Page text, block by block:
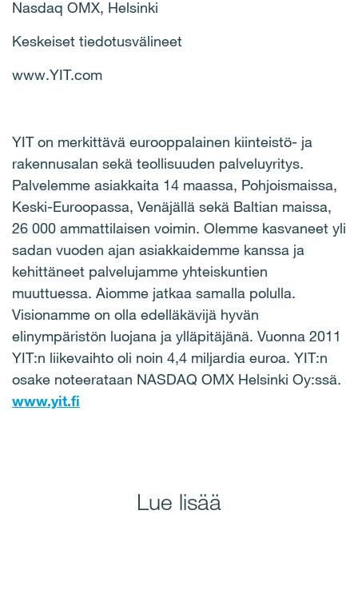
Nasdaq OMX, Helsinki
Keskeiset tiedotusvälineet
www.YIT.com
YIT on merkittävä eurooppalainen kiinteistö- ja
rakennusalan sekä teollisuuden palveluyritys.
Palvelemme asiakkaita 14 maassa, Pohjoismaissa,
Keski-Euroopassa, Venäjällä sekä Baltian maissa,
26 000 ammattilaisen voimin. Olemme kasvaneet yli
sadan vuoden ajan asiakkaidemme kanssa ja
kehittäneet palvelujamme yhteiskuntien
muuttuessa. Aiomme jatkaa samalla polulla.
Visionamme on olla edelläkävijä hyvän
elinympäristön luojana ja ylläpitäjänä. Vuonna 2011
YIT:n liikevaihto oli noin 4,4 miljardia euroa. YIT:n
osake noteerataan NASDAQ OMX Helsinki Oy:ssä.
www.yit.fi
Lue lisää